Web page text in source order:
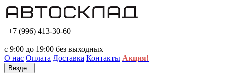
+7 (996) 413-30-60
с 9:00 до 19:00 без выходных
О нас Оплата Доставка Контакты Акция!
Везде